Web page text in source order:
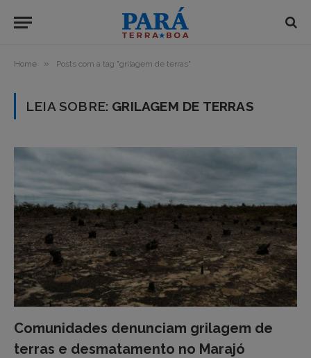
Home » Posts com a tag "grilagem de terras"
LEIA SOBRE: GRILAGEM DE TERRAS
Comunidades denunciam grilagem de
terras e desmatamento no Marajó